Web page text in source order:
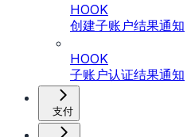
HOOK
创建子账户结果通知
HOOK
子账户认证结果通知
支付